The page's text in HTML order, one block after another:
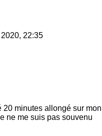
22:35
20 minutes allongé sur mon
ne me suis pas souvenu